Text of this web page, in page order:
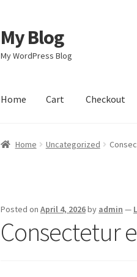
Skip
to
navigation
Skip
to
content
My Blog
My WordPress Blog
Home Cart Checkout
Home Checkout My account
Home Uncategorized
Posted onApril 4, 2026by admin —
Consectetur